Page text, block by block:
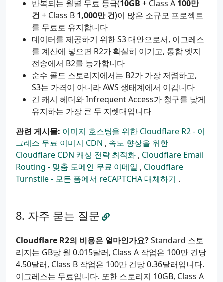
반복되는 월별 무료 등급(10GB + Class A 100만
건 + Class B 1,000만 건)이 많은 소규모 프로젝트
를 무료로 유지합니다
데이터를 제공하기 위한 S3 대안으로서, 이그레스
를 계산에 넣으면 R2가 확실히 이기고, 통합 엣지
전송에서 B2를 능가합니다
순수 콜드 스토리지에서는 B2가 가장 저렴하고,
S3는 가격이 아니라 AWS 생태계에서 이깁니다
긴 캐시 헤더와 Infrequent Access가 청구를 낮게
유지하는 가장 큰 두 지렛대입니다
관련 게시물: 이미지 호스팅을 위한 Cloudflare R2 - 이
그레스 무료 이미지 CDN , 속도 향상을 위한
Cloudflare CDN 캐싱 전략 최적화 , Cloudflare Email
Routing - 맞춤 도메인 무료 이메일 , Cloudflare
Turnstile - 모든 폼에서 reCAPTCHA 대체하기 .
자주 묻는 질문
Cloudflare R2의 비용은 얼마인가요?Standard 스토
리지는 GB당 월 0.015달러, Class A 작업은 100만 건당
4.50달러, Class B 작업은 100만 건당 0.36달러입니다.
이그레스는 무료입니다. 또한 스토리지 10GB, Class A